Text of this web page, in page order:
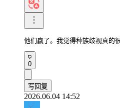
他们赢了。我觉得种族歧视真的
0
写回复
2026.06.04 14:52